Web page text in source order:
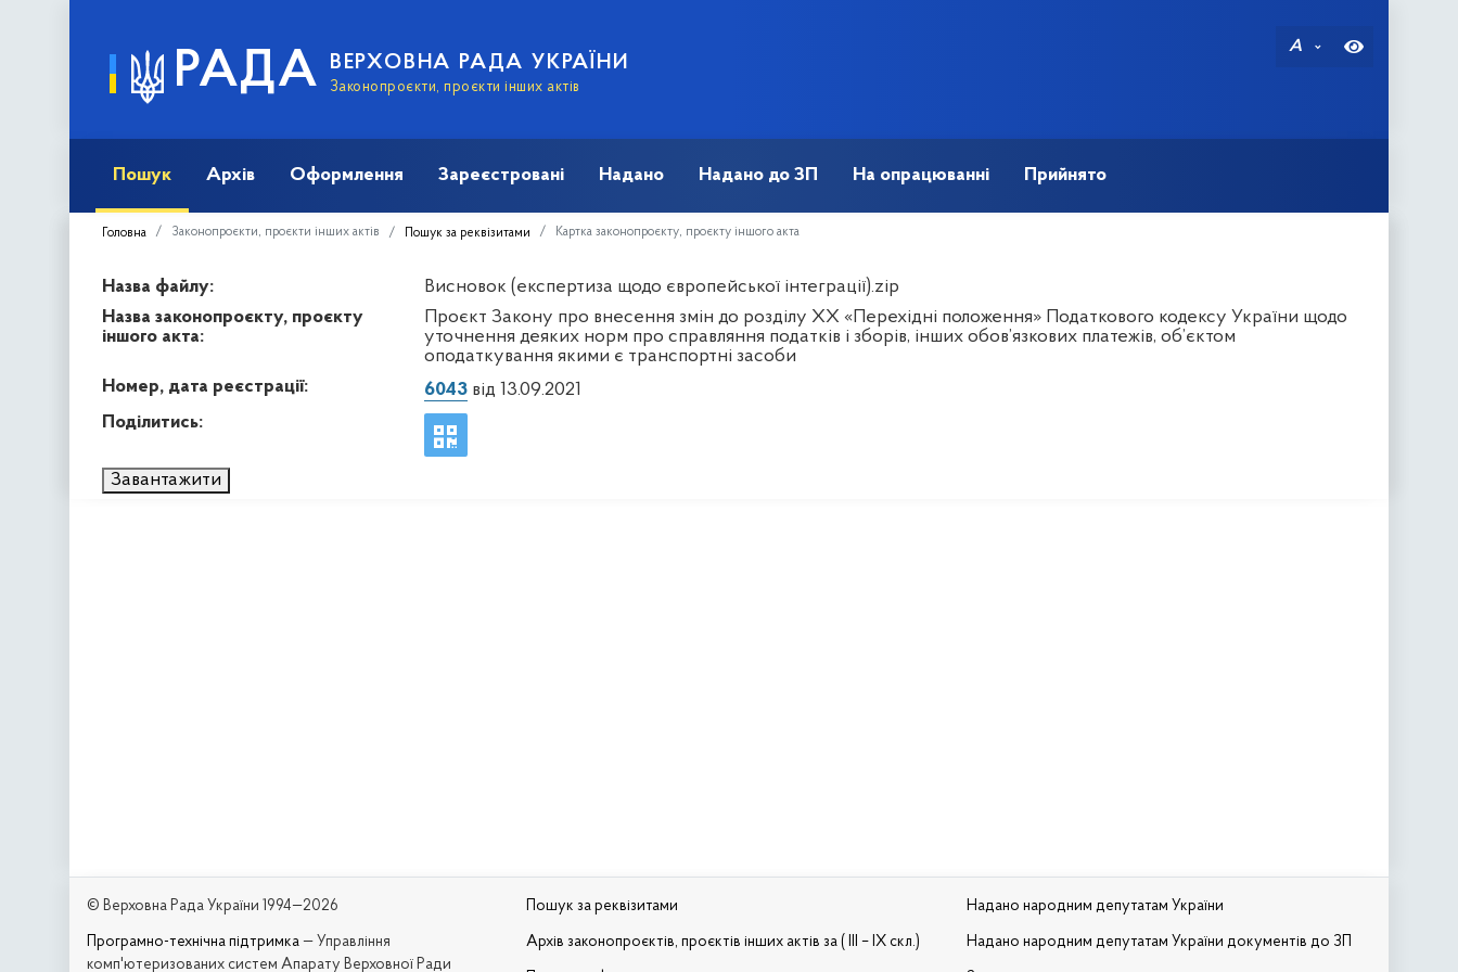
РАДА ВЕРХОВНА РАДА УКРАЇНИ
Законопроєкти, проєкти інших актів
A
Пошук Архів Оформлення Зареєстровані Надано Надано до ЗП На опрацюванні Прийнято
Головна Законопроєкти, проєкти інших актів Пошук за реквізитами Картка законопроєкту, проєкту іншого акта
Назва файлу:
Висновок (експертиза щодо європейської інтеграції).zip
Назва законопроєкту, проєкту
іншого акта:
Проєкт Закону про внесення змін до розділу XX «Перехідні положення» Податкового кодексу України щодо
уточнення деяких норм про справляння податків і зборів, інших обов’язкових платежів, об’єктом
оподаткування якими є транспортні засоби
Номер, дата реєстрації:
6043від 13.09.2021
Поділитись:
Завантажити
© Верховна Рада України 1994—2026
Програмно-технічна підтримка — Управління
комп'ютеризованих систем Апарату Верховної Ради
Пошук за реквізитами
Архів законопроєктів, проєктів інших актів за ( III – IX скл.)
Надано народним депутатам України
Надано народним депутатам України документів до ЗП